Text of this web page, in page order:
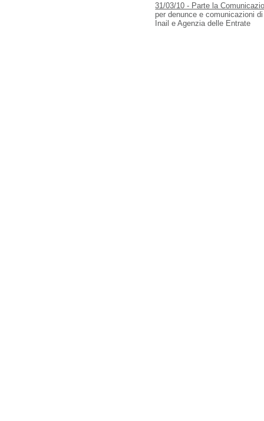
31/03/10 - Parte la
per denunce e comunicazioni
Inail e Agenzia delle Entrate